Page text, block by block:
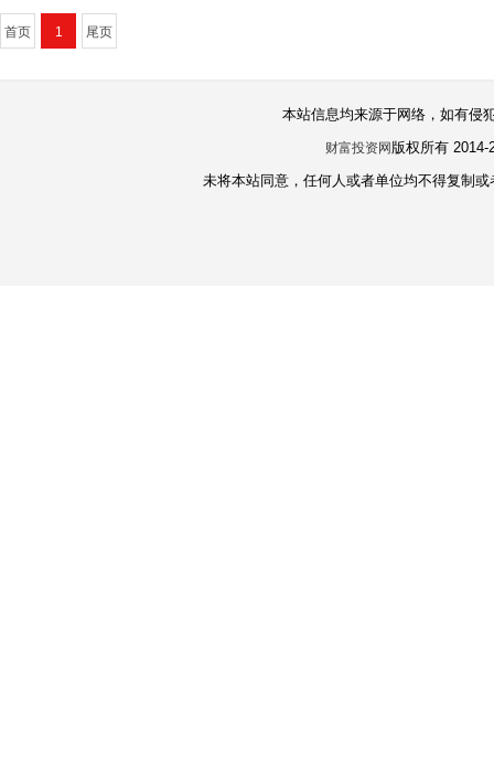
首页 1 尾页
本站信息均来源于网络，如有侵
财富投资网 版权所有 2014-
未将本站同意，任何人或者单位均不得复制